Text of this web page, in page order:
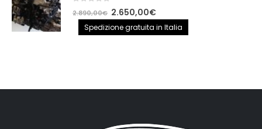
out of 5
2.890,00€ Il
prezzo
originale
2.650,00€Il
prezzo
attuale
Spedizione gratuita in Italia